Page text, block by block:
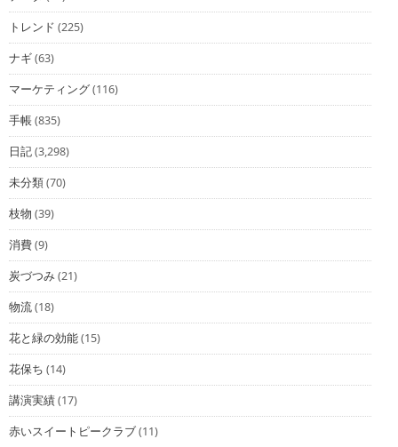
トレンド (225)
ナギ(63)
マーケティング(116)
手帳(835)
日記(3,298)
未分類(70)
枝物 (39)
消費(9)
炭づつみ(21)
物流(18)
花と緑の効能(15)
花保ち (14)
講演実績(17)
赤いスイートピークラブ(11)